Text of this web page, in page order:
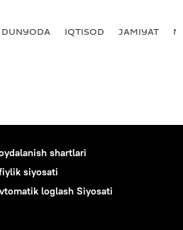
DUNYODA IQTISOD JAMIYAT
shartlari
siyosati
loglash Siyosati